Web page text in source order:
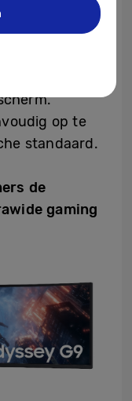
stijlvolle
Het
op te
standaard.
de
gaming